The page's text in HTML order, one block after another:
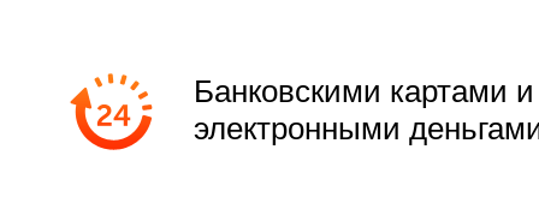
Банковскими картами и
электронными